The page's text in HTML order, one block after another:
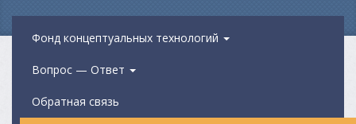
Фонд концептуальных технологий
Вопрос — Ответ
Обратная связь